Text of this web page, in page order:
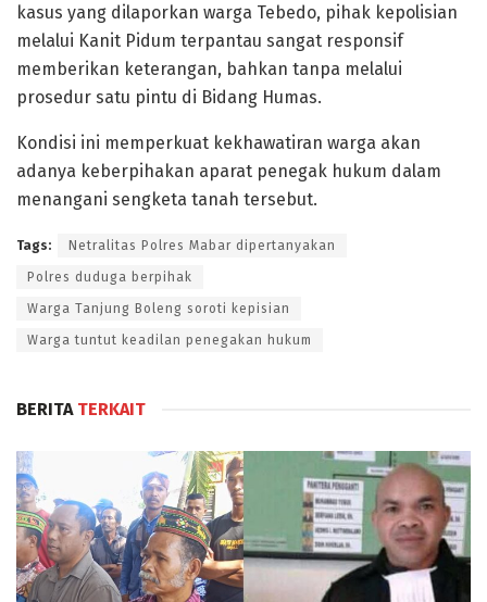
kasus yang dilaporkan warga Tebedo, pihak kepolisian
melalui Kanit Pidum terpantau sangat responsif
memberikan keterangan, bahkan tanpa melalui
prosedur satu pintu di Bidang Humas.
Kondisi ini memperkuat kekhawatiran warga akan
adanya keberpihakan aparat penegak hukum dalam
menangani sengketa tanah tersebut.
Tags: Netralitas Polres Mabar dipertanyakan
Polres duduga berpihak
Warga Tanjung Boleng soroti kepisian
Warga tuntut keadilan penegakan hukum
BERITATERKAIT